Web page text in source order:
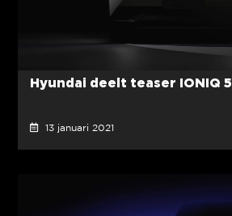
Hyundai deelt teaser IONIQ 5
13 januari 2021